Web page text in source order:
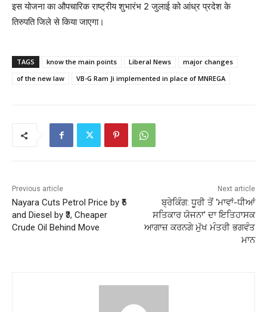
इस योजना का औपचारिक राष्ट्रीय शुभारंभ 2 जुलाई को आंध्र प्रदेश के
तिरुपति जिले से किया जाएगा।
TAGS know the main points Liberal News
major changes
of the new law
VB-G Ram Ji implemented in place of MNREGA
Previous article
Nayara Cuts Petrol Price by ₹5
and Diesel by ₹3, Cheaper
Crude Oil Behind Move
Next article
ਬ੍ਰੇਕਿੰਗ: ਧੂਰੀ ਤੋਂ ‘ਮਾਵਾਂ-ਧੀਆਂ
ਸਤਿਕਾਰ ਯੋਜਨਾ’ ਦਾ ਇਤਿਹਾਸਕ
ਆਗਾਜ਼ ਕਰਨਗੇ ਮੁੱਖ ਮੰਤਰੀ ਭਗਵੰਤ
ਮਾਨ